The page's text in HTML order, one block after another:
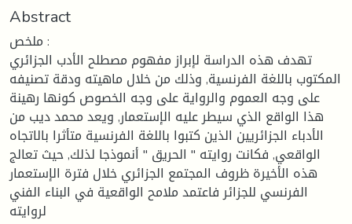
Abstract
ملخص :
تهدف هذه الدراسة لإبراز مفهوم مصطلح الأدب الجزائري
المكتوب باللغة الفرنسية, وذلك من خلال ماهيته ودقة تصنيفه
على وجه العموم والرواية على وجه الخصوص كونها رهينة
هذا الواقع الذي سيطر عليه الإستعمار, ويعد محمد ديب من
الأدباء الجزائريين الذين كتبوا باللغة الفرنسية متأثرا بالاتجاه
الواقعي, فكانت روايته '' الحريق '' أنموذجا لذلك, حيث تعالج
هذه الأخيرة ظروف المجتمع الجزائري خلال فترة الإستعمار
الفرنسي للجزائر فاعتمد ملامح الواقعية في البناء الفني
لروايته